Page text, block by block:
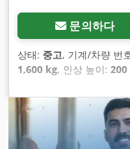
문의하다
상태: 중고, 기계/차량 번
1,600 kg, 인상 높이:
,
V, 포크 길이:1,150 mm,